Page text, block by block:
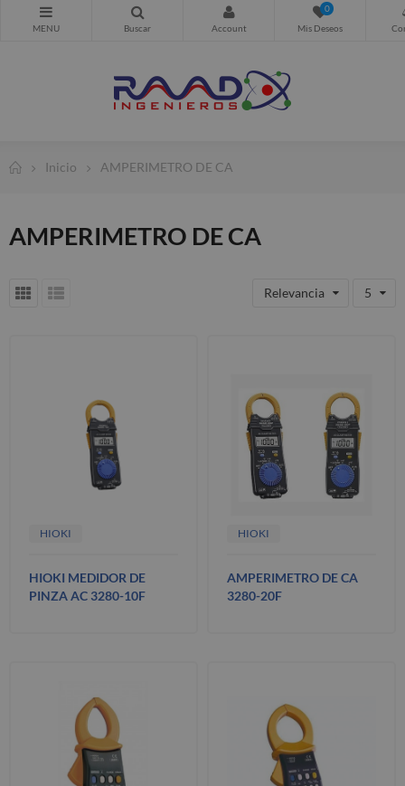
0
Inicio AMPERIMETRO DE CA
AMPERIMETRO DE CA
Relevancia 5
HIOKI
HIOKI MEDIDOR DE
PINZA AC 3280-10F
HIOKI
AMPERIMETRO DE CA
3280-20F